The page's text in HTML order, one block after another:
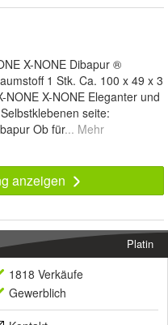
X-NONE Dibapur ®
1 Stk. Ca. 100 x 49 x 3
X-NONE Eleganter und
seite:
Ob für... Mehr
anzeigen
Platin
1818 Verkäufe
Gewerblich